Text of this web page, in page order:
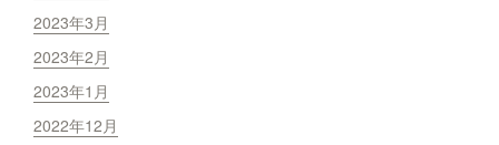
2023年3月
2023年2月
2023年1月
2022年12月